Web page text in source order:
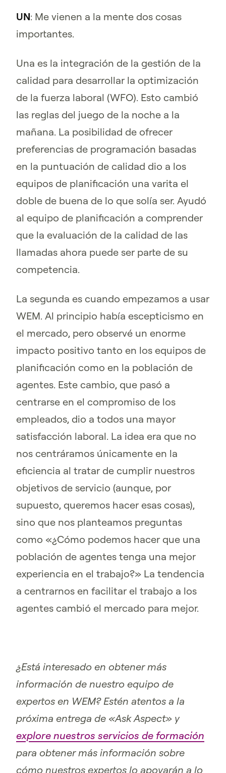
UN: Me vienen a la mente dos cosas
importantes.
Una es la integración de la gestión de la
calidad para desarrollar la optimización
de la fuerza laboral (WFO). Esto cambió
las reglas del juego de la noche a la
mañana. La posibilidad de ofrecer
preferencias de programación basadas
en la puntuación de calidad dio a los
equipos de planificación una varita el
doble de buena de lo que solía ser. Ayudó
al equipo de planificación a comprender
que la evaluación de la calidad de las
llamadas ahora puede ser parte de su
competencia.
La segunda es cuando empezamos a usar
WEM. Al principio había escepticismo en
el mercado, pero observé un enorme
impacto positivo tanto en los equipos de
planificación como en la población de
agentes. Este cambio, que pasó a
centrarse en el compromiso de los
empleados, dio a todos una mayor
satisfacción laboral. La idea era que no
nos centráramos únicamente en la
eficiencia al tratar de cumplir nuestros
objetivos de servicio (aunque, por
supuesto, queremos hacer esas cosas),
sino que nos planteamos preguntas
como «¿Cómo podemos hacer que una
población de agentes tenga una mejor
experiencia en el trabajo?» La tendencia
a centrarnos en facilitar el trabajo a los
agentes cambió el mercado para mejor.
¿Está interesado en obtener más
información de nuestro equipo de
expertos en WEM? Estén atentos a la
próxima entrega de «Ask Aspect» y
explore nuestros servicios de formación
para obtener más información sobre
cómo nuestros expertos lo apoyarán a lo